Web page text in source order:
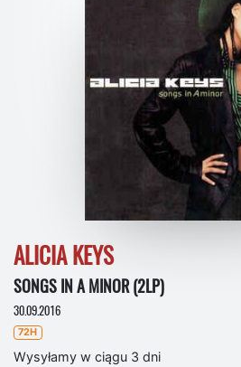
ALICIA KEYS
SONGS IN A MINOR (2LP)
30.09.2016
72H
Wysyłamy w ciągu 3 dni